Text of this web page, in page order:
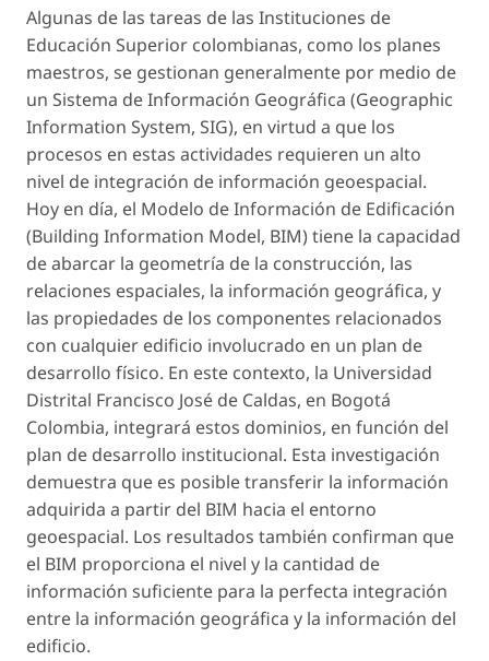
Algunas de las tareas de las Instituciones de
Educación Superior colombianas, como los planes
maestros, se gestionan generalmente por medio de
un Sistema de Información Geográfica (Geographic
Information System, SIG), en virtud a que los
procesos en estas actividades requieren un alto
nivel de integración de información geoespacial.
Hoy en día, el Modelo de Información de Edificación
(Building Information Model, BIM) tiene la capacidad
de abarcar la geometría de la construcción, las
relaciones espaciales, la información geográfica, y
las propiedades de los componentes relacionados
con cualquier edificio involucrado en un plan de
desarrollo físico. En este contexto, la Universidad
Distrital Francisco José de Caldas, en Bogotá
Colombia, integrará estos dominios, en función del
plan de desarrollo institucional. Esta investigación
demuestra que es posible transferir la información
adquirida a partir del BIM hacia el entorno
geoespacial. Los resultados también confirman que
el BIM proporciona el nivel y la cantidad de
información suficiente para la perfecta integración
entre la información geográfica y la información del
edificio.